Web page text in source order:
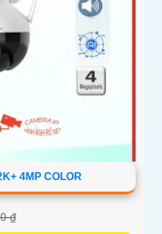
4MP COLOR
₫